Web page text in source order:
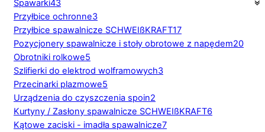
Spawarki43
Przyłbice ochronne3
Przyłbice spawalnicze SCHWEIßKRAFT17
Pozycjonery spawalnicze i stoły obrotowe z napędem20
Obrotniki rolkowe5
Szlifierki do elektrod wolframowych3
Przecinarki plazmowe5
Urządzenia do czyszczenia spoin2
Kurtyny / Zasłony spawalnicze SCHWEIßKRAFT6
Kątowe zaciski - imadła spawalnicze7